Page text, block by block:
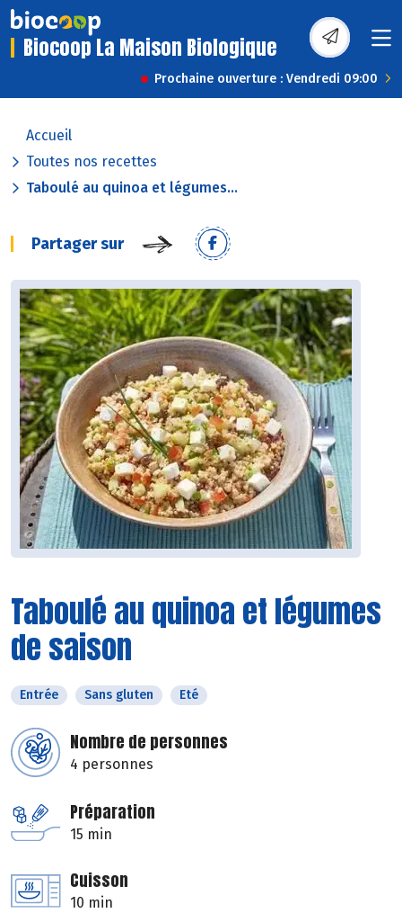
Biocoop La Maison Biologique
Prochaine ouverture : Vendredi 09:00
Accueil
Toutes nos recettes
Taboulé au quinoa et légumes...
Partager sur
Taboulé au quinoa et légumes
de saison
Entrée Sans gluten Eté
Nombre de personnes
4 personnes
Préparation
15 min
Cuisson
10 min